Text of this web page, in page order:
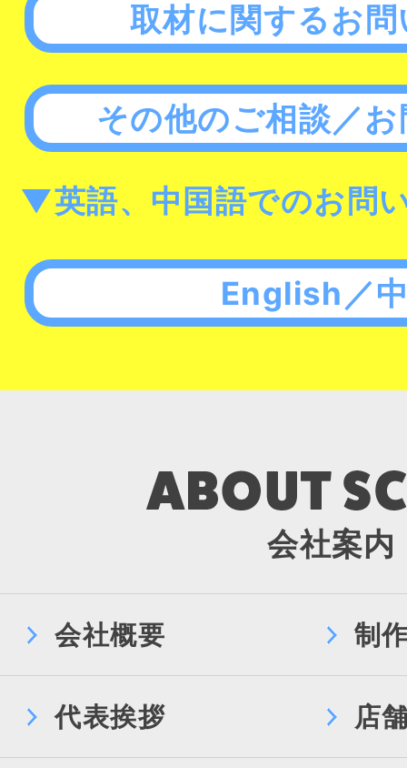
取材に関するお
その他のご相談／
▼英語、中国語でのお問
English／
会社案内
会社概要 制
代表挨拶 店